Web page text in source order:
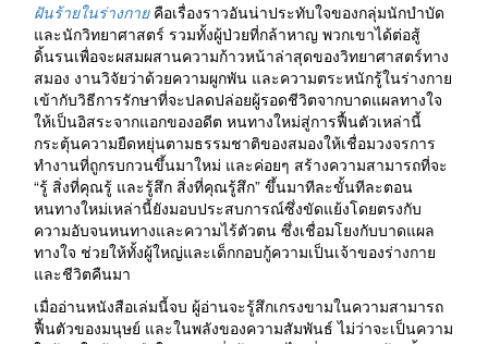
ฝันร้ายในร่างกายคือเรื่องราวอันน่าประทับใจของกลุ่มนักบำบัด
และนักวิทยาศาสตร์ รวมทั้งผู้ป่วยที่กล้าหาญ พวกเขาได้ต่อสู้
ดิ้นรนเพื่อจะผสมผสานความก้าวหน้าล่าสุดของวิทยาศาสตร์ทาง
สมอง งานวิจัยว่าด้วยความผูกพัน และความตระหนักรู้ในร่างกาย
เข้ากับวิธีการรักษาที่จะปลดปล่อยผู้รอดชีวิตจากบาดแผลทางใจ
ให้เป็นอิสระจากแอกของอดีต หนทางใหม่สู่การฟื้นตัวเหล่านี้
กระตุ้นความยืดหยุ่นตามธรรมชาติของสมองให้เชื่อมวงจรการ
ทำงานที่ถูกรบกวนขึ้นมาใหม่ และค่อยๆ สร้างความสามารถที่จะ
“รู้ สิ่งที่คุณรู้ และรู้สึก สิ่งที่คุณรู้สึก” ขึ้นมาทีละขั้นทีละตอน
หนทางใหม่เหล่านี้ยังมอบประสบการณ์ซึ่งขัดแย้งโดยตรงกับ
ความอับจนหนทางและความไร้ตัวตน ซึ่งเชื่อมโยงกับบาดแผล
ทางใจ ช่วยให้ทั้งผู้ใหญ่และเด็กกอบกู้ความเป็นเจ้าของร่างกาย
และชีวิตคืนมา
เมื่ออ่านหนังสือเล่มนี้จบ ผู้อ่านจะรู้สึกเกรงขามในความสามารถ
ฟื้นตัวของมนุษย์ และในพลังของความสัมพันธ์ ไม่ว่าจะเป็นความ